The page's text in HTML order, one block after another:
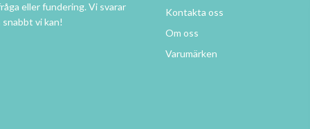
eller fundering. Vi svarar
snabbt vi kan!
Kontakta oss
Om oss
Varumärken